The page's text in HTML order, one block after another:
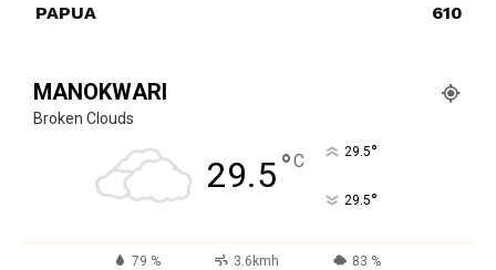
PAPUA
610
MANOKWARI
Broken Clouds
29.5°C 29.5°
29.5°
79 % 3.6kmh 83 %